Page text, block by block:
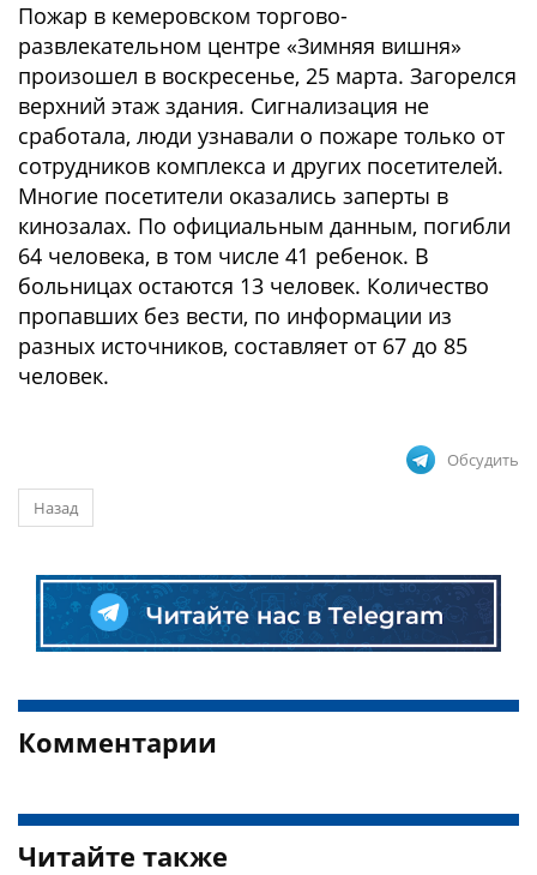
Пожар в кемеровском торгово-
развлекательном центре «Зимняя вишня»
произошел в воскресенье, 25 марта. Загорелся
верхний этаж здания. Сигнализация не
сработала, люди узнавали о пожаре только от
сотрудников комплекса и других посетителей.
Многие посетители оказались заперты в
кинозалах. По официальным данным, погибли
64 человека, в том числе 41 ребенок. В
больницах остаются 13 человек. Количество
пропавших без вести, по информации из
разных источников, составляет от 67 до 85
человек.
Обсудить
Назад
Комментарии
Читайте также